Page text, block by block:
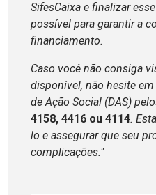
SifesCaixa e finalizar
possível para garantir a
financiamento.
Caso você não consiga
disponível, não hesite
de Ação Social (DAS)
4158, 4416 ou 4114.
lo e assegurar que seu
complicações."